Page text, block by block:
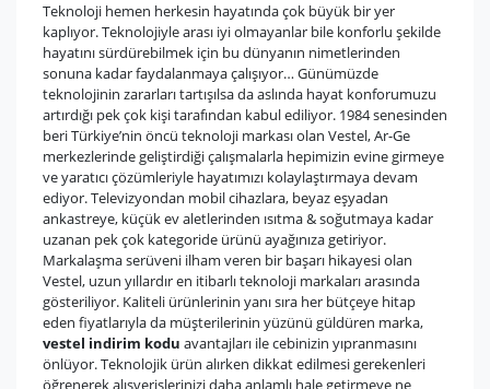
Teknoloji hemen herkesin hayatında çok büyük bir yer
kaplıyor. Teknolojiyle arası iyi olmayanlar bile konforlu şekilde
hayatını sürdürebilmek için bu dünyanın nimetlerinden
sonuna kadar faydalanmaya çalışıyor… Günümüzde
teknolojinin zararları tartışılsa da aslında hayat konforumuzu
artırdığı pek çok kişi tarafından kabul ediliyor. 1984 senesinden
beri Türkiye’nin öncü teknoloji markası olan Vestel, Ar-Ge
merkezlerinde geliştirdiği çalışmalarla hepimizin evine girmeye
ve yaratıcı çözümleriyle hayatımızı kolaylaştırmaya devam
ediyor. Televizyondan mobil cihazlara, beyaz eşyadan
ankastreye, küçük ev aletlerinden ısıtma & soğutmaya kadar
uzanan pek çok kategoride ürünü ayağınıza getiriyor.
Markalaşma serüveni ilham veren bir başarı hikayesi olan
Vestel, uzun yıllardır en itibarlı teknoloji markaları arasında
gösteriliyor. Kaliteli ürünlerinin yanı sıra her bütçeye hitap
eden fiyatlarıyla da müşterilerinin yüzünü güldüren marka,
vestel indirim kodu avantajları ile cebinizin yıpranmasını
önlüyor. Teknolojik ürün alırken dikkat edilmesi gerekenleri
öğrenerek alışverişlerinizi daha anlamlı hale getirmeye ne